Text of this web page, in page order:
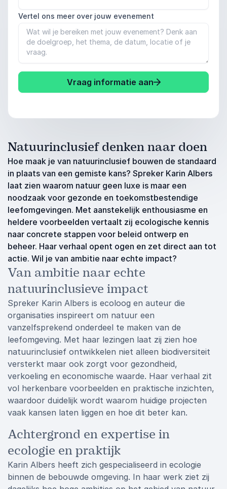
Vertel ons meer over jouw evenement
Vraag informatie aan
Natuurinclusief denken naar doen
Hoe maak je van natuurinclusief bouwen de standaard
in plaats van een gemiste kans? Spreker Karin Albers
laat zien waarom natuur geen luxe is maar een
noodzaak voor gezonde en toekomstbestendige
leefomgevingen. Met aanstekelijk enthousiasme en
heldere voorbeelden vertaalt zij ecologische kennis
naar concrete stappen voor beleid ontwerp en
beheer. Haar verhaal opent ogen en zet direct aan tot
actie. Wil je van ambitie naar echte impact?
Van ambitie naar echte
natuurinclusieve impact
Spreker Karin Albers is ecoloog en auteur die
organisaties inspireert om natuur een
vanzelfsprekend onderdeel te maken van de
leefomgeving. Met haar lezingen laat zij zien hoe
natuurinclusief ontwikkelen niet alleen biodiversiteit
versterkt maar ook zorgt voor gezondheid,
verkoeling en economische waarde. Haar verhaal zit
vol herkenbare voorbeelden en praktische inzichten,
waardoor duidelijk wordt waarom huidige projecten
vaak kansen laten liggen en hoe dit beter kan.
Achtergrond en expertise in
ecologie en praktijk
Karin Albers heeft zich gespecialiseerd in ecologie
binnen de bebouwde omgeving. In haar werk ziet zij